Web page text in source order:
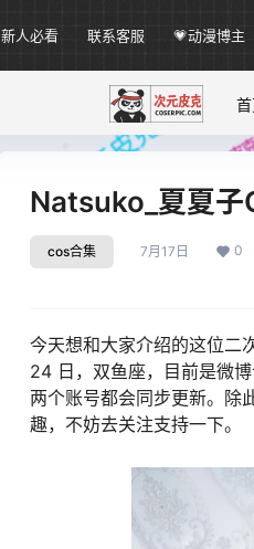
新人必看 联系客服 💗动漫博主
Natsuko_夏夏子
cos合集 7月17日 0
今天想和大家介绍的这位二
24 日，双鱼座，目前是微
两个账号都会同步更新。除
趣，不妨去关注支持一下。